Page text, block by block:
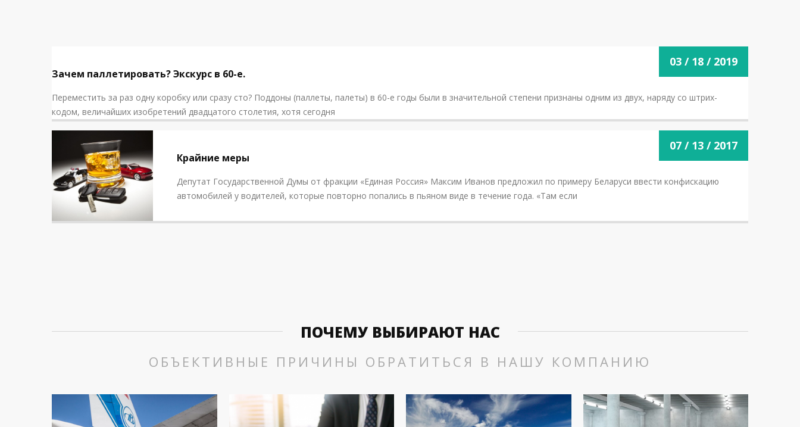
03 / 18 / 2019
Зачем паллетировать? Экскурс в 60-е.
Переместить за раз одну коробку или сразу сто? Поддоны (паллеты, палеты) в 60-е годы были в значительной степени признаны одним из двух, наряду со штрих-
кодом, величайших изобретений двадцатого столетия, хотя сегодня
NOVOSTI.PNG 07 / 13 / 2017
Крайние меры
Депутат Государственной Думы от фракции «Единая Россия» Максим Иванов предложил по примеру Беларуси ввести конфискацию
автомобилей у водителей, которые повторно попались в пьяном виде в течение года. «Там если
ПОЧЕМУ ВЫБИРАЮТ НАС
ОБЪЕКТИВНЫЕ ПРИЧИНЫ ОБРАТИТЬСЯ В НАШУ КОМПАНИЮ